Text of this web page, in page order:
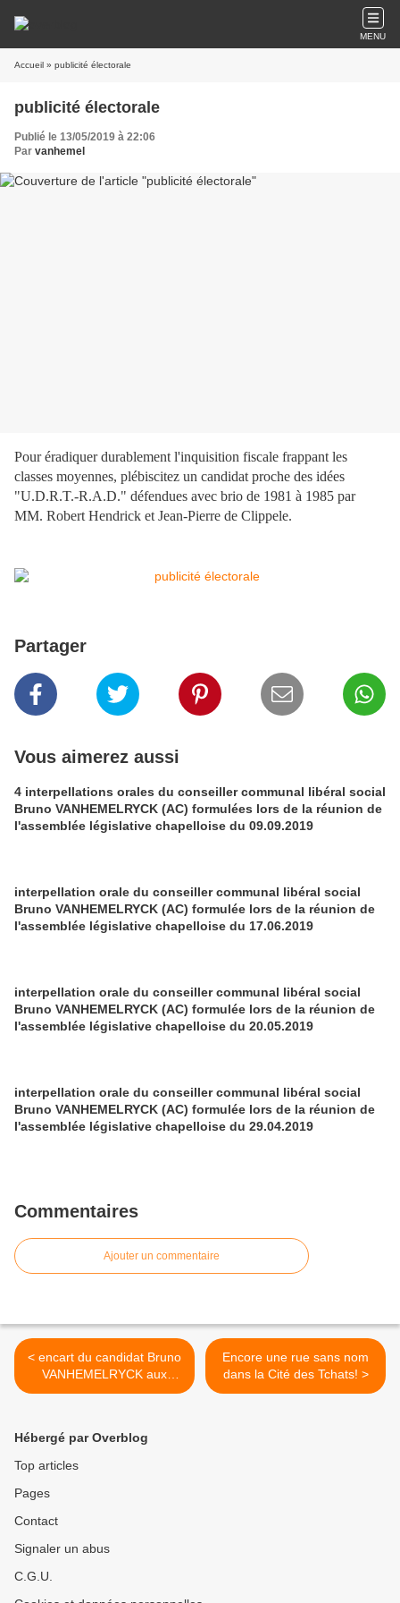
MENU
Accueil » publicité électorale
publicité électorale
Publié le 13/05/2019 à 22:06
Par vanhemel
Pour éradiquer durablement l'inquisition fiscale frappant les
classes moyennes, plébiscitez un candidat proche des idées
"U.D.R.T.-R.A.D." défendues avec brio de 1981 à 1985 par
MM. Robert Hendrick et Jean-Pierre de Clippele.
Partager
Vous aimerez aussi
4 interpellations orales du conseiller communal libéral social
Bruno VANHEMELRYCK (AC) formulées lors de la réunion de
l'assemblée législative chapelloise du 09.09.2019
interpellation orale du conseiller communal libéral social
Bruno VANHEMELRYCK (AC) formulée lors de la réunion de
l'assemblée législative chapelloise du 17.06.2019
interpellation orale du conseiller communal libéral social
Bruno VANHEMELRYCK (AC) formulée lors de la réunion de
l'assemblée législative chapelloise du 20.05.2019
interpellation orale du conseiller communal libéral social
Bruno VANHEMELRYCK (AC) formulée lors de la réunion de
l'assemblée législative chapelloise du 29.04.2019
Commentaires
Ajouter un commentaire
< encart du candidat Bruno
VANHEMELRYCK aux
élections régionales
FLASH des 16.05.2019 et
Encore une rue sans nom
dans la Cité des Tchats! >
Hébergé par Overblog
Top articles
Pages
Contact
Signaler un abus
C.G.U.